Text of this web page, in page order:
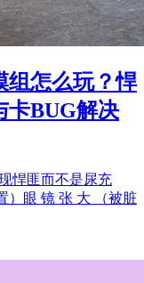
组怎么玩？悍
卡BUG解决
悍匪而不是尿充
）眼 镜 张 大 （被脏